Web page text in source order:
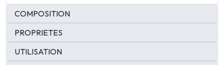
COMPOSITION
PROPRIETES
UTILISATION